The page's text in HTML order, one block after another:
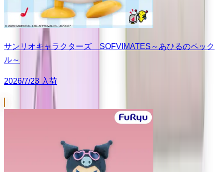
サンリオキャラクターズ SOFVIMATES～あひるのペック
ル～
2026/7/23 入荷